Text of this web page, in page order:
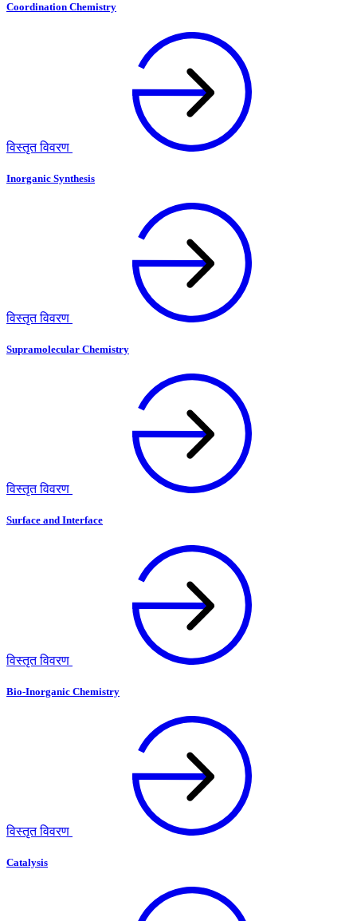
Coordination Chemistry
विस्तृत विवरण
Inorganic Synthesis
विस्तृत विवरण
Supramolecular Chemistry
विस्तृत विवरण
Surface and Interface
विस्तृत विवरण
Bio-Inorganic Chemistry
विस्तृत विवरण
Catalysis